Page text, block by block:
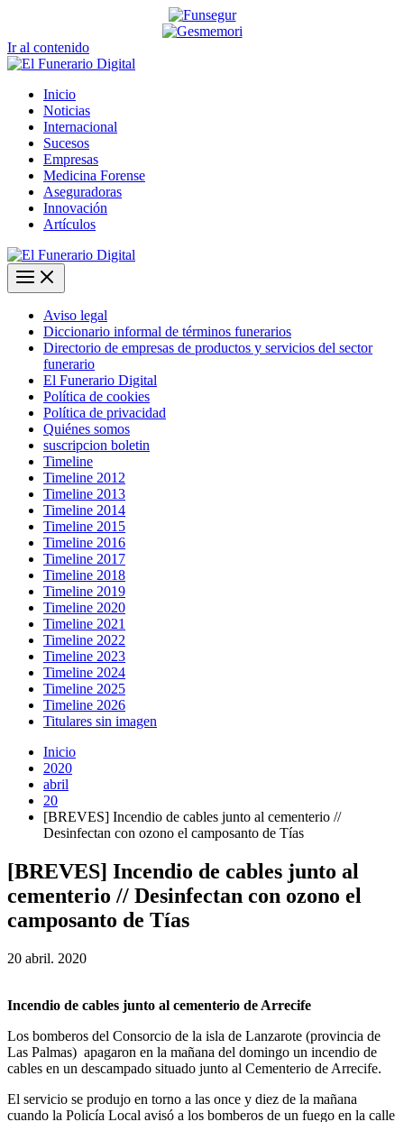
Ir al contenido
Inicio
Noticias
Internacional
Sucesos
Empresas
Medicina Forense
Aseguradoras
Innovación
Artículos
Aviso legal
Diccionario informal de términos funerarios
Directorio de empresas de productos y servicios del sector
funerario
El Funerario Digital
Política de cookies
Política de privacidad
Quiénes somos
suscripcion boletin
Timeline
Timeline 2012
Timeline 2013
Timeline 2014
Timeline 2015
Timeline 2016
Timeline 2017
Timeline 2018
Timeline 2019
Timeline 2020
Timeline 2021
Timeline 2022
Timeline 2023
Timeline 2024
Timeline 2025
Timeline 2026
Titulares sin imagen
Inicio
2020
abril
20
[BREVES] Incendio de cables junto al cementerio //
Desinfectan con ozono el camposanto de Tías
[BREVES] Incendio de cables junto al
cementerio // Desinfectan con ozono el
camposanto de Tías
20 abril. 2020
Incendio de cables junto al cementerio de Arrecife
Los bomberos del Consorcio de la isla de Lanzarote (provincia de
Las Palmas) apagaron en la mañana del domingo un incendio de
cables en un descampado situado junto al Cementerio de Arrecife.
El servicio se produjo en torno a las once y diez de la mañana
cuando la Policía Local avisó a los bomberos de un fuego en la calle